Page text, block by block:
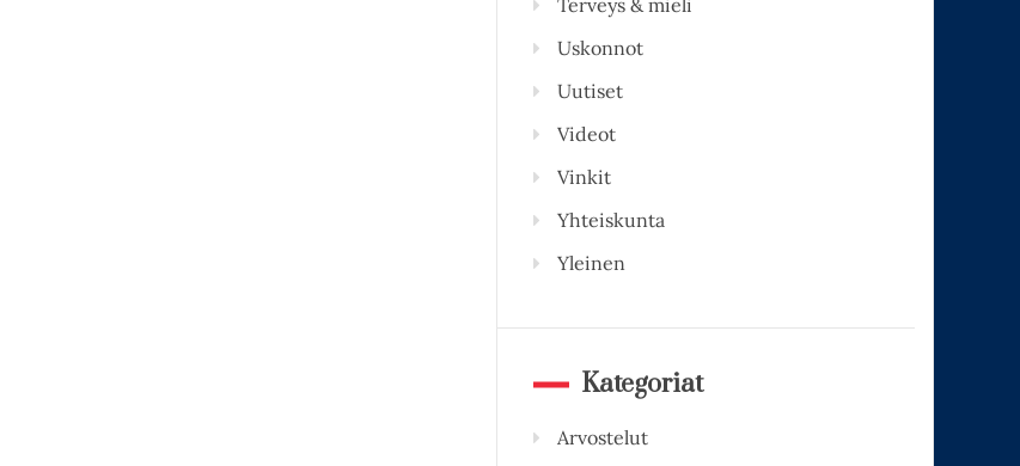
Uskonnot
Uutiset
Videot
Vinkit
Yhteiskunta
Yleinen
Kategoriat
Arvostelut